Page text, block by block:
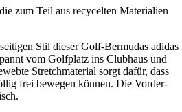
zum Teil aus recycelten Materialien
Stil dieser Golf-Bermudas adidas
vom Golfplatz ins Clubhaus und
Stretchmaterial sorgt dafür, dass
frei bewegen können. Die Vorder-